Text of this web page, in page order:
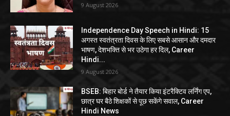
9 August 2026
Independence Day Speech in Hindi: 15
अगस्त स्वतंत्रता दिवस के लिए सबसे आसान और दमदार
भाषण, देशभक्ति से भर उठेगा हर दिल, Career
Hindi...
9 August 2026
BSEB: बिहार बोर्ड ने तैयार किया इंटरैक्टिव लर्निंग एप,
छात्र घर बैठे शिक्षकों से पूछ सकेंगे सवाल, Career
Hindi News